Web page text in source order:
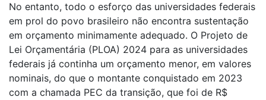
No entanto, todo o esforço das universidades federais
em prol do povo brasileiro não encontra sustentação
em orçamento minimamente adequado. O Projeto de
Lei Orçamentária (PLOA) 2024 para as universidades
federais já continha um orçamento menor, em valores
nominais, do que o montante conquistado em 2023
com a chamada PEC da transição, que foi de R$